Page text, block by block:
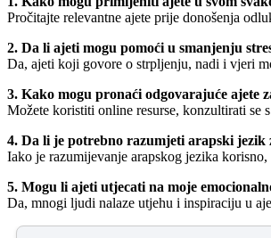
Pročitajte relevantne ajete prije donošenja
2. Da li ajeti mogu pomoći u smanjenju
Da, ajeti koji govore o strpljenju, nadi i vjeri
3. Kako mogu pronaći odgovarajuće ajete
Možete koristiti online resurse, konzultirati se
4. Da li je potrebno razumjeti arapski jezik
Iako je razumijevanje arapskog jezika
5. Mogu li ajeti utjecati na moje
Da, mnogi ljudi nalaze utjehu i inspiraciju u